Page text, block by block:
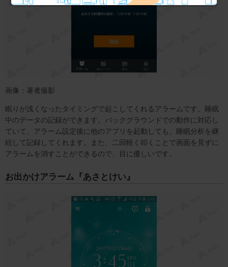
画像：著者撮影
眠りが浅くなったタイミングで起こしてくれるアラームです。睡眠
中のデータの記録ができます。バックグラウンドでの動作に対応し
ていて、アラーム設定後に他のアプリを起動しても、睡眠分析を継
続して記録してくれます。また、二回軽く叩くことで画面を見ずに
アラームを消すことができるので、目に優しいです。
お出かけアラーム『あさとけい』